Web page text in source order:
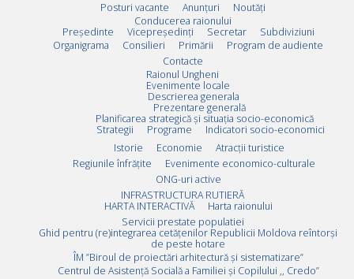
Posturi vacante Anunțuri
Noutăți
Conducerea raionului
Preşedinte
Vicepreşedinţi Secretar
Subdiviziuni
Organigrama
Consilieri Primării
Program de audiente
Contacte
Raionul Ungheni
Evenimente locale
Descrierea generala
Prezentare generală
Planificarea strategică și situația socio-economică
Strategii
Programe
Indicatori socio-economici
Istorie
Economie
Atracții turistice
Regiunile înfrățite
Evenimente economico-culturale
ONG-uri active
INFRASTRUCTURA RUTIERĂ
HARTA INTERACTIVĂ
Harta raionului
Servicii prestate populatiei
Ghid pentru (re)integrarea cetățenilor Republicii Moldova reîntorși
de peste hotare
ÎM ”Biroul de proiectări arhitectură și sistematizare”
Centrul de Asistență Socială a Familiei și Copilului ,, Credo”